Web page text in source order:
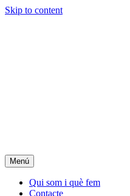
Skip to content
Menú
Qui som i què fem
Contacte